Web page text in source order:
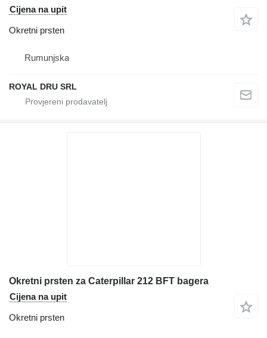
Cijena na upit
Okretni prsten
Rumunjska
ROYAL DRU SRL
Okretni prsten za Caterpillar 212 BFT bagera
Cijena na upit
Okretni prsten